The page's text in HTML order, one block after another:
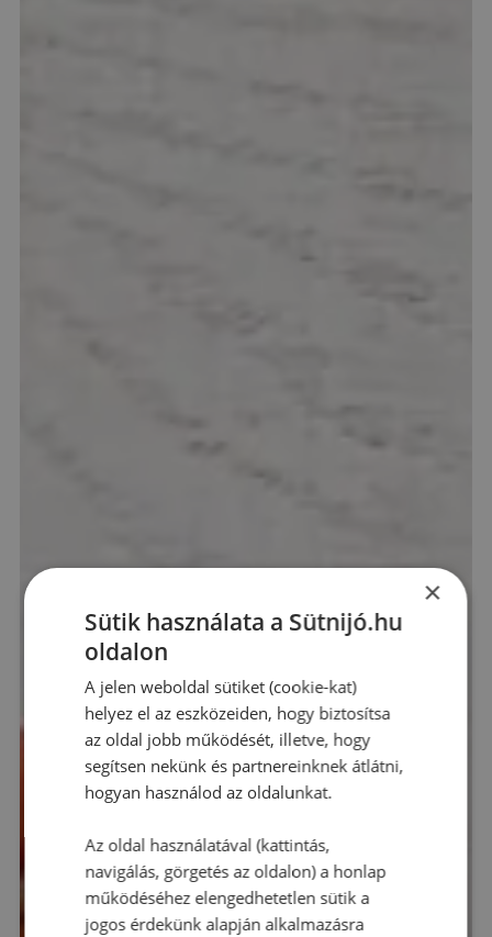
×
Sütik használata a Sütnijó.hu
oldalon
A jelen weboldal sütiket (cookie-kat)
helyez el az eszközeiden, hogy biztosítsa
az oldal jobb működését, illetve, hogy
segítsen nekünk és partnereinknek átlátni,
hogyan használod az oldalunkat.
Az oldal használatával (kattintás,
navigálás, görgetés az oldalon) a honlap
működéséhez elengedhetetlen sütik a
jogos érdekünk alapján alkalmazásra